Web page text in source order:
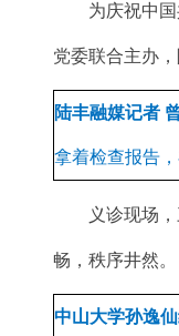
为庆祝中国共
党委联合主办
陆丰融媒记者
拿着检查报告
义诊现场，三
畅，秩序井然。
中山大学孙逸